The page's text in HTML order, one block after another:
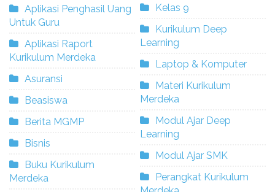
Aplikasi Penghasil Uang
Untuk Guru
Aplikasi Raport
Kurikulum Merdeka
Asuransi
Beasiswa
Berita MGMP
Bisnis
Buku Kurikulum
Merdeka
Kelas 9
Kurikulum Deep
Learning
Laptop & Komputer
Materi Kurikulum
Merdeka
Modul Ajar Deep
Learning
Modul Ajar SMK
Perangkat Kurikulum